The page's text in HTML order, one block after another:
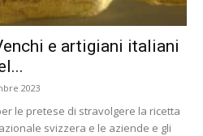
e artigiani italiani
2023
le pretese di stravolgere la ricetta
svizzera e le aziende e gli